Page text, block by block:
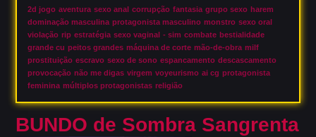
2d jogo aventura sexo anal corrupção fantasia grupo sexo harem
dominação masculina protagonista masculino monstro sexo oral
violação rip estratégia sexo vaginal - sim combate bestialidade
grande cu peitos grandes máquina de corte mão-de-obra milf
prostituição escravo sexo de sono espancamento descascamento
provocação não me digas virgem voyeurismo ai cg protagonista
feminina múltiplos protagonistas religião
BUNDO de Sombra Sangrenta